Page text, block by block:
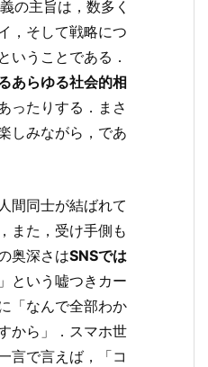
の主旨は，数多く
，そして戦略につ
いうことである．
あらゆる社会的相
ったりする．まさ
しみながら，であ
間同士が結ばれて
また，受け手側も
奥深さはSNSでは
」という嘘つきカー
「なんで全部わか
から」．スマホ世
言で言えば，「コ